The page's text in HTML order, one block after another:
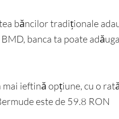
băncilor tradiționale
banca ta poate
mai ieftină opțiune, cu o
este de 59.8 RON